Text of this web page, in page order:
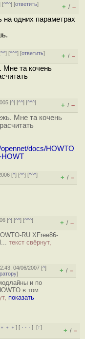
[^^^] [ответить]
+ / –
одних параметрах
^^] [^^^] [ответить]
+ / –
Мне та кочень
[^] [^^] [^^^]
+ / –
Мне та кочень
docs/HOWTO
HOWT
[^] [^^] [^^^]
+ / –
[^] [^^] [^^^]
+ / –
RU XFree86-
текст свёрнут,
04/06/2007 [^]
] + / –
и по
в том
показать
﹢﹢﹢] [ · · ·][↑]
+ / –